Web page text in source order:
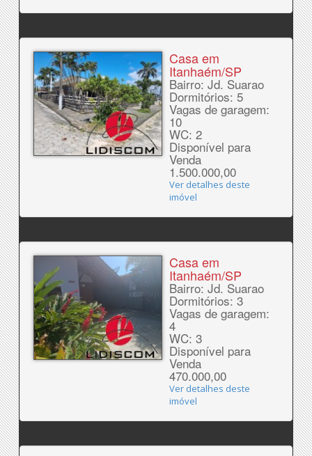
Casa em
Itanhaém/SP
Bairro: Jd. Suarao
Dormitórios: 5
Vagas de garagem:
10
WC: 2
Disponível para
Venda
1.500.000,00
Ver detalhes deste
imóvel
Casa em
Itanhaém/SP
Bairro: Jd. Suarao
Dormitórios: 3
Vagas de garagem:
4
WC: 3
Disponível para
Venda
470.000,00
Ver detalhes deste
imóvel